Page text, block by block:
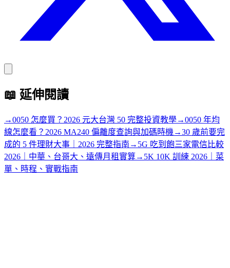
📖 延伸閱讀
→0050 怎麼買？2026 元大台灣 50 完整投資教學→0050 年均
線怎麼看？2026 MA240 偏離度查詢與加碼時機 →30 歲前要完
成的 5 件理財大事｜2026 完整指南 → 5G 吃到飽三家電信比較
2026｜中華、台哥大、遠傳月租實算→ 5K 10K 訓練 2026｜菜
單、時程、實戰指南